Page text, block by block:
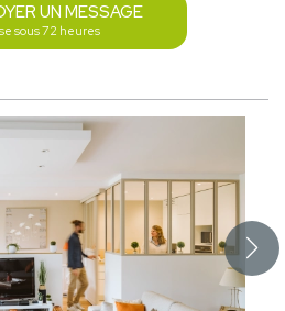
UN MESSAGE
sous 72 heures